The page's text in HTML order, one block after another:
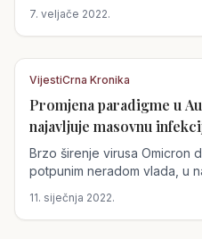
7. veljače 2022.
Austrija
VijestiCrna Kronika
Promjena paradigme u
najavljuje masovnu
Brzo širenje virusa Omicron
potpunim neradom vlada, u
11. siječnja 2022.